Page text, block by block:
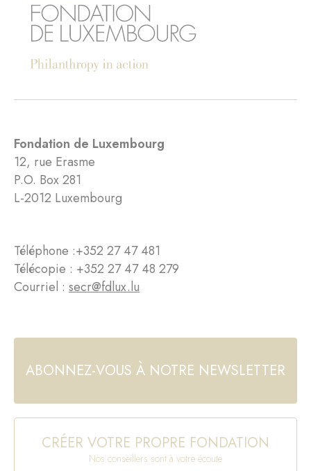
Fondation de Luxembourg
12, rue Erasme
P.O. Box 281
L-2012 Luxembourg
Téléphone :+352 27 47 481
Télécopie : +352 27 47 48 279
Courriel : secr@fdlux.lu
ABONNEZ-VOUS À NOTRE NEWSLETTER
CRÉER VOTRE PROPRE FONDATION
Nos conseillers sont à votre écoute